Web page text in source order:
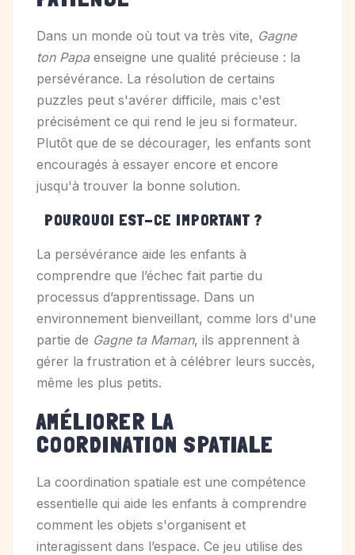
Dans un monde où tout va très vite, Gagne
ton Papaenseigne une qualité précieuse : la
persévérance. La résolution de certains
puzzles peut s'avérer difficile, mais c'est
précisément ce qui rend le jeu si formateur.
Plutôt que de se décourager, les enfants sont
encouragés à essayer encore et encore
jusqu'à trouver la bonne solution.
POURQUOI EST-CE IMPORTANT ?
La persévérance aide les enfants à
comprendre que l’échec fait partie du
processus d’apprentissage. Dans un
environnement bienveillant, comme lors d'une
partie de Gagne ta Maman, ils apprennent à
gérer la frustration et à célébrer leurs succès,
même les plus petits.
AMÉLIORER LA
COORDINATION SPATIALE
La coordination spatiale est une compétence
essentielle qui aide les enfants à comprendre
comment les objets s'organisent et
interagissent dans l’espace. Ce jeu utilise des